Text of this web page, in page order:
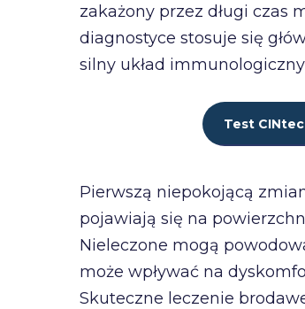
zakażony przez długi czas
diagnostyce stosuje się
silny układ
Test
Pierwszą niepokojącą
pojawiają się na
Nieleczone mogą
może wpływać na
Skuteczne leczenie